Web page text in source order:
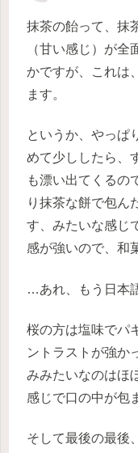
抹茶の飴って、抹
（甘い感じ）が
かですが、これは
ます。
というか、やっぱ
めて少ししたら、
も漂い出てくるの
り抹茶な餅で包ん
す、みたいな感じ
感が強いので、和
…あれ、もう日本
桜の方は塩味でパ
ントラストが強か
みみたいなのはほ
感じで口の中が包
そして最後の最後